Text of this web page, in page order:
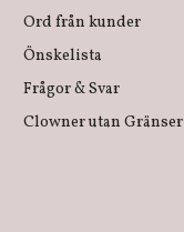
Ord från kunder
Önskelista
Frågor & Svar
Clowner utan Gränser